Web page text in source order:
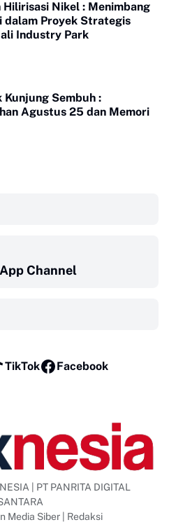
Nikel : Menimbang
dalam Proyek Strategis
Industry Park
Sembuh :
Agustus 25 dan Memori
Channel
TikTok Facebook
| PT PANRITA DIGITAL
Media Siber| Redaksi